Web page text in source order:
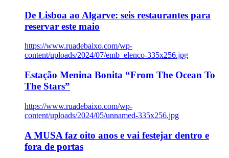
De Lisboa ao Algarve: seis restaurantes para
reservar este maio
https://www.ruadebaixo.com/wp-
content/uploads/2024/07/emb_elenco-335x256.jpg
Estação Menina Bonita “From The Ocean To
The Stars”
https://www.ruadebaixo.com/wp-
content/uploads/2024/05/unnamed-335x256.jpg
A MUSA faz oito anos e vai festejar dentro e
fora de portas